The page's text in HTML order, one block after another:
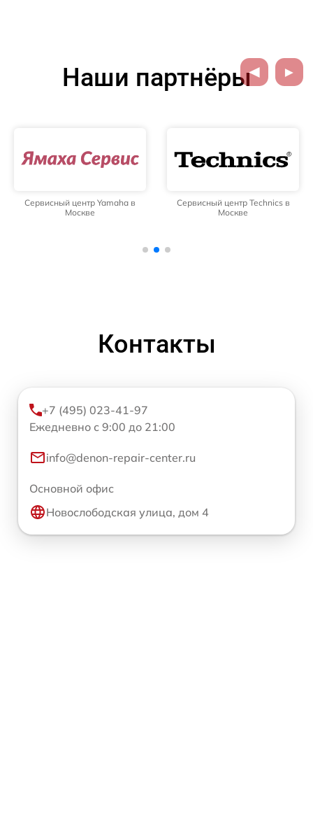
Наши партнёры
Сервисный центр Yamaha в
Москве
Сервисный центр Technics в
Москве
Контакты
+7 (495) 023-41-97
Ежедневно с 9:00 до 21:00
info@denon-repair-center.ru
Основной офис
Новослободская улица, дом 4